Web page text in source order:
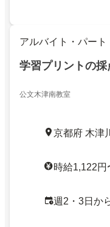
アルバイト・パート
学習プリントの
公文木津南教室
京都府 木津
時給1,122円
週2・3日か